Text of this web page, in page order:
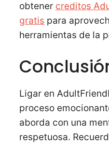
obtener creditos
gratis para
herramientas de la
Ligar en
proceso
aborda con una
respetuosa.